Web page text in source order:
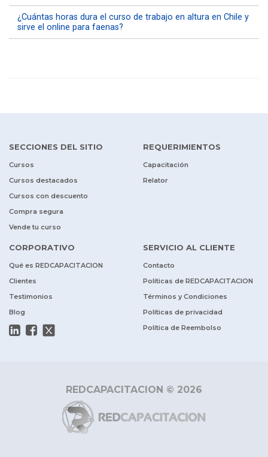
¿Cuántas horas dura el curso de trabajo en altura en Chile y
sirve el online para faenas?
SECCIONES DEL SITIO
Cursos
Cursos destacados
Cursos con descuento
Compra segura
Vende tu curso
REQUERIMIENTOS
Capacitación
Relator
CORPORATIVO
Qué es REDCAPACITACION
Clientes
Testimonios
Blog
SERVICIO AL CLIENTE
Contacto
Políticas de REDCAPACITACION
Términos y Condiciones
Políticas de privacidad
Política de Reembolso
REDCAPACITACION © 2026